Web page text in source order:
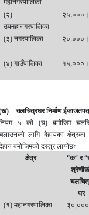
महानगरपालिका
(२)
उपमहानगरपालिका
२५,
(३) नगरपालिका २०,
(४) गाउँपालिका १५,
चलचित्रघर निर्माण
५ को (घ) बमोजिम
लागि देहायका
बमोजिमको दस्तुर लाग्नेछः
क्षेत्र
“क”र“
घर
(१) महानगरपालिका
३०,